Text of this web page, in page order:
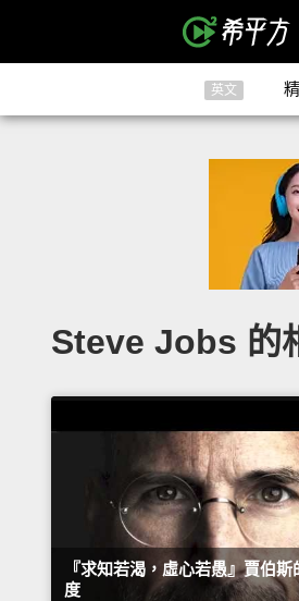
英文
Steve Jobs 的
『求知若渴，虛心若愚』賈伯斯
度